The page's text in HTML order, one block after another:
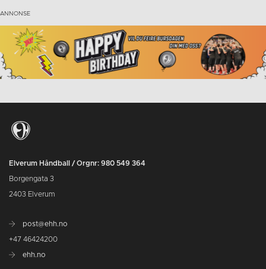
Elverum Håndball / Orgnr: 980 549 364
Borgengata 3
2403 Elverum
post@ehh.no
+47 46424200
ehh.no